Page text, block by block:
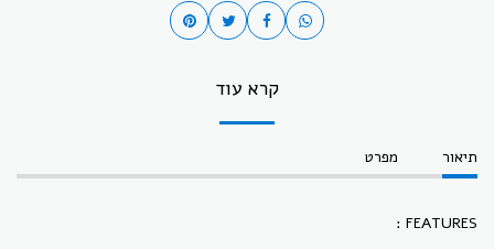
קרא עוד
תיאור מפרט
FEATURES :